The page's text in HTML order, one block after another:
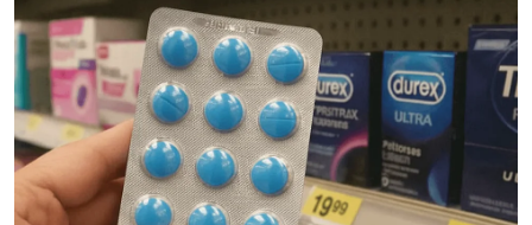
Mohamed Salah sertai
Trabzonspor, terima €17 juta
semusim
Sukan
Jasa Darshan diiktiraf
Thailand